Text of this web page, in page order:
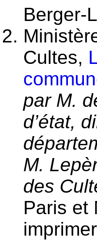
Berger-
Cultes,
par M.
d’état,
M.
des
Paris et